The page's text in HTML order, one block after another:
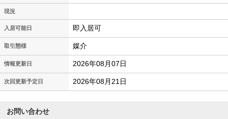
現況
入居可能日 即入居可
取引態様 媒介
情報更新日 2026年08月07日
次回更新予定日 2026年08月21日
お問い合わせ